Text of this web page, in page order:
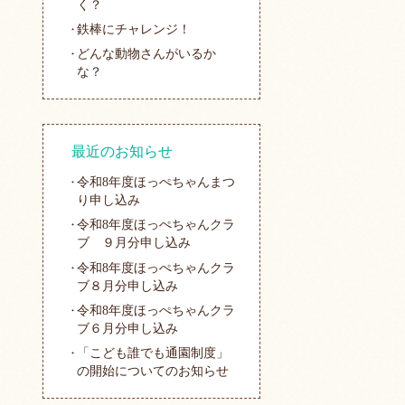
く？
鉄棒にチャレンジ！
どんな動物さんがいるか
な？
最近のお知らせ
令和8年度ほっぺちゃんまつ
り申し込み
令和8年度ほっぺちゃんクラ
ブ ９月分申し込み
令和8年度ほっぺちゃんクラ
ブ８月分申し込み
令和8年度ほっぺちゃんクラ
ブ６月分申し込み
「こども誰でも通園制度」
の開始についてのお知らせ